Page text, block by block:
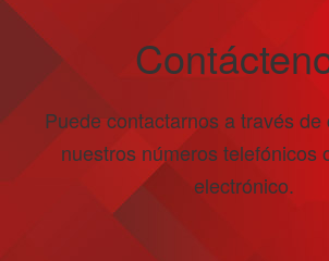
Puede contactarnos a través de
nuestros números telefónicos
electrónico.